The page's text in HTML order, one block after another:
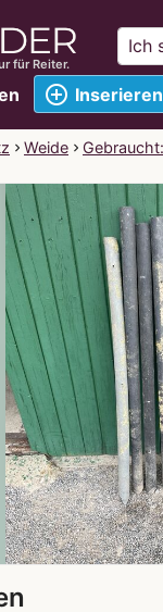
für Reiter.
add_circle_outline Inserieren
Weide